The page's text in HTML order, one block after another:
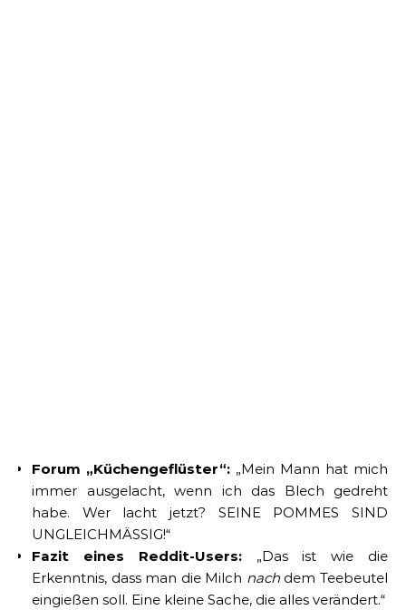
Forum „Küchengeflüster“: „Mein Mann hat mich
immer ausgelacht, wenn ich das Blech gedreht
habe. Wer lacht jetzt? SEINE POMMES SIND
UNGLEICHMÄSSIG!“
Fazit eines Reddit-Users:„Das ist wie die
Erkenntnis, dass man die Milch nachdem Teebeutel
eingießen soll. Eine kleine Sache, die alles verändert.“